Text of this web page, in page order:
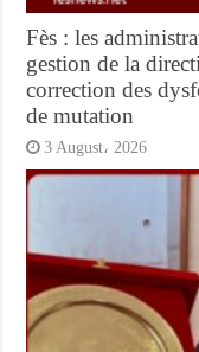
Fès : les
gestion de la
correction des
de mutation
3 August، 2026